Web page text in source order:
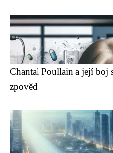
Chantal Poullain a její boj
zpověď